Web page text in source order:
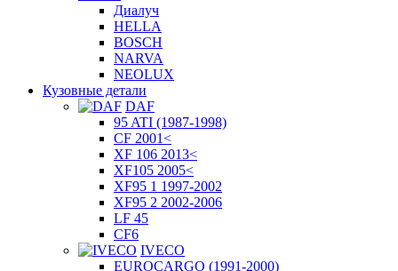
Диалуч
HELLA
BOSCH
NARVA
NEOLUX
Кузовные детали
DAF
95 ATI (1987-1998)
CF 2001<
XF 106 2013<
XF105 2005<
XF95 1 1997-2002
XF95 2 2002-2006
LF 45
CF6
IVECO
EUROCARGO (1991-2000)